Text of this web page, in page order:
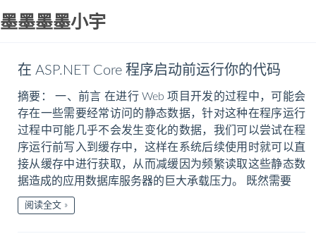
墨墨墨墨小宇
在 ASP.NET Core 程序启动前运行你的代码
摘要： 一、前言 在进行 Web 项目开发的过程中，可能会
存在一些需要经常访问的静态数据，针对这种在程序运行
过程中可能几乎不会发生变化的数据，我们可以尝试在程
序运行前写入到缓存中，这样在系统后续使用时就可以直
接从缓存中进行获取，从而减缓因为频繁读取这些静态数
据造成的应用数据库服务器的巨大承载压力。 既然需要
阅读全文